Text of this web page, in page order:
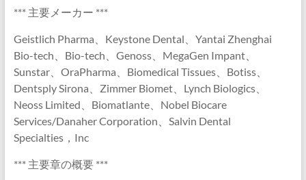
*** 主要メーカー ***
Geistlich Pharma、Keystone Dental、Yantai Zhenghai
Bio-tech、Bio-tech、Genoss、MegaGen Impant、
Sunstar、OraPharma、Biomedical Tissues、Botiss、
Dentsply Sirona、Zimmer Biomet、Lynch Biologics、
Neoss Limited、Biomatlante、Nobel Biocare
Services/Danaher Corporation、Salvin Dental
Specialties，Inc
*** 主要章の概要 ***